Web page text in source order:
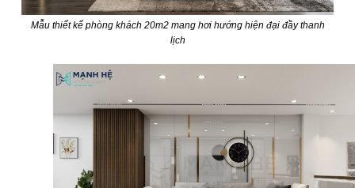
Mẫu thiết kế phòng khách 20m2 mang hơi hướng hiện đại đầy thanh
lịch